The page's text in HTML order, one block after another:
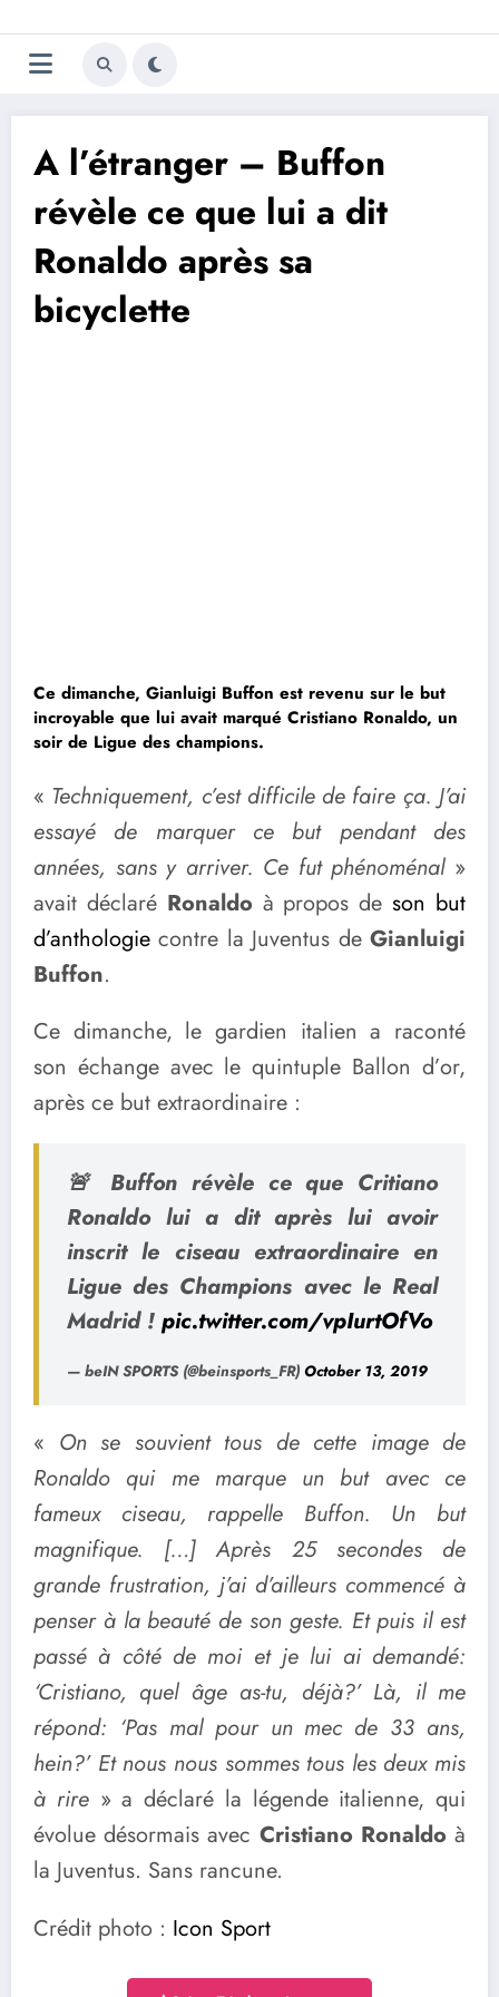
au
contenu
Trivela
L'actualité du football
A l’étranger – Buffon
révèle ce que lui a dit
Ronaldo après sa
bicyclette
Ce dimanche, Gianluigi Buffon est revenu sur le but
incroyable que lui avait marqué Cristiano Ronaldo, un
soir de Ligue des champions.
« Techniquement, c’est difficile de faire ça. J’ai
essayé de marquer ce but pendant des
années, sans y arriver. Ce fut phénoménal»
avait déclaré Ronaldo à propos deson but
d’anthologie contre la Juventus de Gianluigi
Buffon.
Ce dimanche, le gardien italien a raconté
son échange avec le quintuple Ballon d’or,
après ce but extraordinaire :
🚨 Buffon révèle ce que Critiano
Ronaldo lui a dit après lui avoir
inscrit le ciseau extraordinaire en
Ligue des Champions avec le Real
Madrid ! pic.twitter.com/vpIurtOfVo
— beIN SPORTS (@beinsports_FR) October 13, 2019
« On se souvient tous de cette image de
Ronaldo qui me marque un but avec ce
fameux ciseau, rappelle Buffon. Un but
magnifique. […] Après 25 secondes de
grande frustration, j’ai d’ailleurs commencé à
penser à la beauté de son geste. Et puis il est
passé à côté de moi et je lui ai demandé:
‘Cristiano, quel âge as-tu, déjà?’ Là, il me
répond: ‘Pas mal pour un mec de 33 ans,
hein?’ Et nous nous sommes tous les deux mis
à rire» a déclaré la légende italienne, qui
évolue désormais avec Cristiano Ronaldo à
la Juventus. Sans rancune.
Crédit photo : Icon Sport